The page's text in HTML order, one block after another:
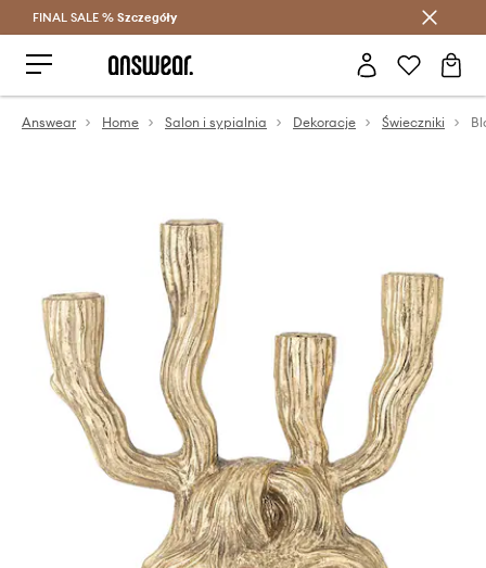
Oszczędzaj z Answear Club >
FINAL SALE % Szczegóły
Answear Home Salon i sypialnia Dekoracje Świeczniki